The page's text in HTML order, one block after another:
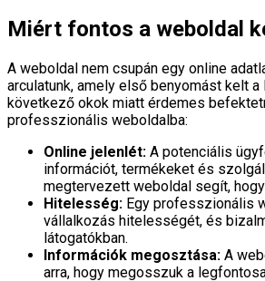
Miért fontos a weboldal
A weboldal nem csupán egy online
arculatunk, amely első benyomást kelt a
következő okok miatt érdemes
professzionális weboldalba:
Online jelenlét: A potenciális
információt, termékeket és
megtervezett weboldal segít,
Hitelesség: Egy professzionális
vállalkozás hitelességét, és
látogatókban.
Információk megosztása: A
arra, hogy megosszuk a